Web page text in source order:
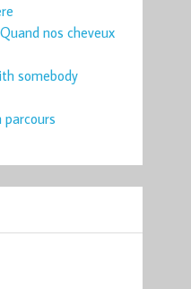
nos cheveux
somebody
parcours